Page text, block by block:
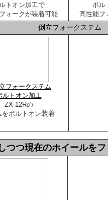
トオン加工で
ォークが装着可能
ボル
高性能フ
倒立フォークステム
フォークステム
ルトオン加工
ZX-12Rの
をボルトオン装着
つつ現在のホイールを